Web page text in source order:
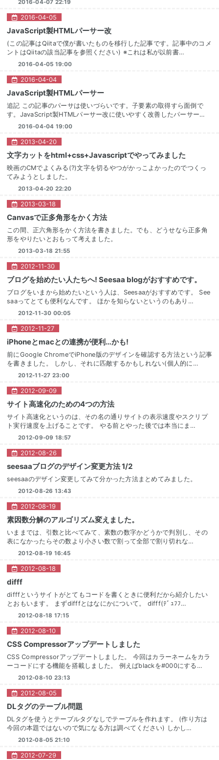
2016-04-07 22:19
2016-04-05
JavaScript製HTMLパーサー改
(この記事はQiitaで僕が書いたものを移行した記事です。記事中のコメ
ントはQiitaの該当記事を参照ください) ※これは私が以前書…
2016-04-05 19:00
2016-04-04
JavaScript製HTMLパーサー
追記 この記事のパーサは使いづらいです。子要素の取得すら面倒で
す。JavaScript製HTMLパーサー改に使いやすく改善したパーサー…
2016-04-04 19:00
2013-04-20
文字カットをhtml+css+Javascriptでやってみました
映画のCMでよくみる(?)文字を切るやつがかっこよかったのでつくっ
てみようとしました。
2013-04-20 22:20
2013-03-18
Canvasで正多角形をかく方法
この間、正六角形をかく方法を書きました。でも、どうせなら正多角
形をやりたいとおもって考えました。
2013-03-18 21:55
2012-11-30
ブログを始めたい人たちへ! Seesaa blogがおすすめです。
ブログをいまから始めたいという人は、Seesaaがおすすめです。 See
saaってとても便利なんです。 ほかを知らないというのもあり…
2012-11-30 00:05
2012-11-27
iPhoneとmacとの連携が便利…かも!
前にGoogle ChromeでiPhone版のデザインを確認する方法という記事
を書きました。 しかし、それに匹敵するかもしれない(個人的に…
2012-11-27 23:00
2012-09-09
サイト高速化のための4つの方法
サイト高速化というのは、その名の通りサイトの表示速度やスクリプ
ト実行速度を上げることです。 やる前とやった後では本当にま…
2012-09-09 18:57
2012-08-26
seesaaブログのデザイン変更方法 1/2
seesaaのデザイン変更してみて分かった方法まとめてみました。
2012-08-26 13:43
2012-08-19
素因数分解のアルゴリズム変えました。
いままでは、引数と比べてみて、素数の数字かどうかで判別し、その
表になかったらその数より小さい数で割って全部で割り切れな…
2012-08-19 16:45
2012-08-18
difff
difffというサイトがとてもコードを書くときに便利だから紹介したい
とおもいます。 まずdifffとはなにかについて。 difff(ﾃﾞｭﾌﾌ…
2012-08-18 17:15
2012-08-10
CSS Compressorアップデートしました
CSS Compressorアップデートしました。 今回はカラーネームをカラ
ーコードにする機能を搭載しました。 例えばblackを#000にする…
2012-08-10 23:13
2012-08-05
DLタグのテーブル問題
DLタグを使うとテーブルタグなしでテーブルを作れます。 (作り方は
今回の本題ではないので気になる方は調べてください) しかし…
2012-08-05 21:10
2012-07-29